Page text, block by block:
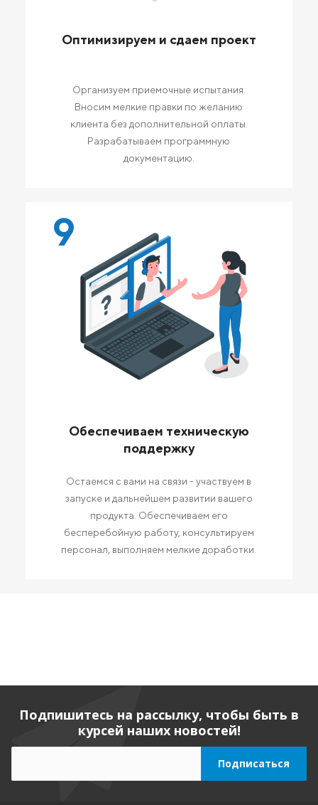
Оптимизируем и сдаем проект
Организуем приемочные испытания.
Вносим мелкие правки по желанию
клиента без дополнительной оплаты.
Разрабатываем программную
документацию.
9
Обеспечиваем техническую
поддержку
Остаемся с вами на связи - участвуем в
запуске и дальнейшем развитии вашего
продукта. Обеспечиваем его
бесперебойную работу, консультируем
персонал, выполняем мелкие доработки.
Подпишитесь на рассылку, чтобы быть в
курсей наших новостей!